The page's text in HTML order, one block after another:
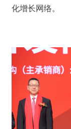
化增长网络。